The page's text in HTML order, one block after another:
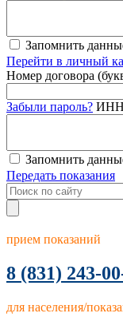
Запомнить
Перейти в личный
Номер договора
Забыли пароль?
Запомнить
Передать показания
прием показаний
8 (831) 243-
для населения/